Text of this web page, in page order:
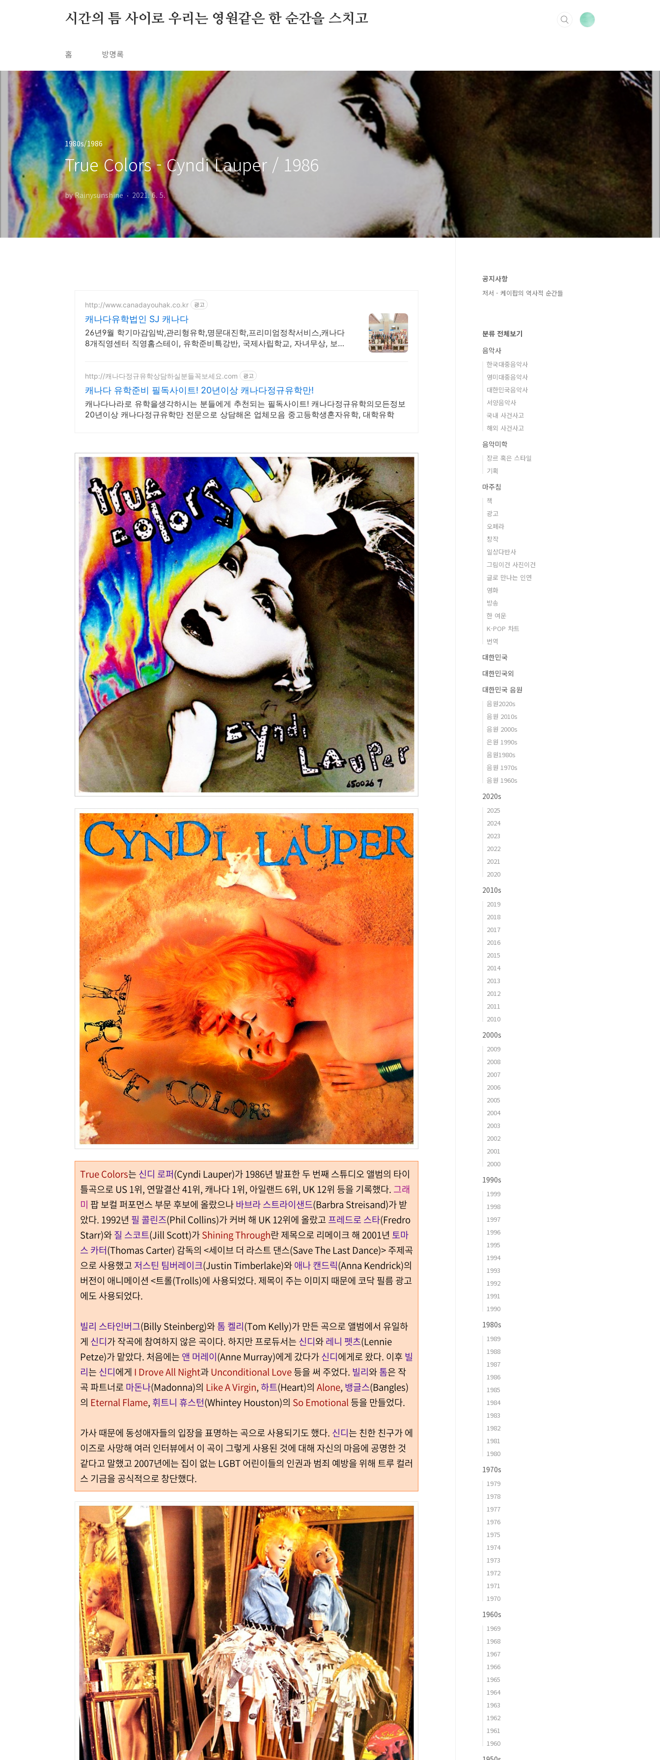
시간의 틈 사이로 우리는 영원같은 한 순간을 스치고
홈 방명록
1980s/1986
True Colors - Cyndi Lauper / 1986
by Rainysunshine 2021. 6. 5.
http://www.canadayouhak.co.kr 광고
캐나다유학법인 SJ 캐나다
26년9월 학기마감임박,관리형유학,명문대진학,프리미엄정착서비스,캐나다
8개직영센터 직영홈스테이, 유학준비특강반, 국제사립학교, 자녀무상, 보딩
http://캐나다정규유학상담하실분들꼭보세요.com 광고
캐나다 유학준비 필독사이트! 20년이상 캐나다정규유학만!
캐나다나라로 유학을생각하시는 분들에게 추천되는 필독사이트! 캐나다정규유학의모든정보
20년이상 캐나다정규유학만 전문으로 상담해온 업체모음 중고등학생혼자유학, 대학유학
True Colors는 신디 로퍼(Cyndi Lauper)가 1986년 발표한 두 번째 스튜디오 앨범의 타이
틀곡으로 US 1위, 연말결산 41위, 캐나다 1위, 아일랜드 6위, UK 12위 등을 기록했다. 그래
미 팝 보컬 퍼포먼스 부문 후보에 올랐으나바브라 스트라이샌드(Barbra Streisand)가 받
았다. 1992년 필 콜린즈(Phil Collins)가 커버 해 UK 12위에 올랐고 프레드로 스타(Fredro
Starr)와질 스코트(Jill Scott)가Shining Through란 제목으로 리메이크 해 2001년 토마
스 카터(Thomas Carter) 감독의 <세이브 더 라스트 댄스(Save The Last Dance)> 주제곡
으로 사용했고 저스틴 팀버레이크(Justin Timberlake)와애나 캔드릭(Anna Kendrick)의
버전이 애니메이션 <트롤(Trolls)에 사용되었다. 제목이 주는 이미지 때문에 코닥 필름 광고
에도 사용되었다.
빌리 스타인버그(Billy Steinberg)와톰 켈리(Tom Kelly)가 만든 곡으로 앨범에서 유일하
게 신디가 작곡에 참여하지 않은 곡이다. 하지만 프로듀서는 신디와레니 펫츠(Lennie
Petze)가 맡았다. 처음에는 앤 머레이(Anne Murray)에게 갔다가신디에게로 왔다. 이후빌
리는 신디에게 I Drove All Night과Unconditional Love등을 써 주었다. 빌리와톰은 작
곡 파트너로마돈나(Madonna)의 Like A Virgin, 하트(Heart)의 Alone, 뱅글스(Bangles)
의 Eternal Flame, 휘트니 휴스턴(Whintey Houston)의 So Emotional등을 만들었다.
가사 때문에 동성애자들의 입장을 표명하는 곡으로 사용되기도 했다. 신디는 친한 친구가 에
이즈로 사망해 여러 인터뷰에서 이 곡이 그렇게 사용된 것에 대해 자신의 마음에 공명한 것
같다고 말했고 2007년에는 집이 없는 LGBT 어린이들의 인권과 범죄 예방을 위해 트루 컬러
스 기금을 공식적으로 창단했다.
공지사항
저서 - 케이팝의 역사적 순간들
분류 전체보기
음악사
한국대중음악사
영미대중음악사
대한민국음악사
서양음악사
국내 사건사고
해외 사건사고
음악미학
장르 혹은 스타일
기획
마주침
책
광고
오페라
창작
일상다반사
그림이건 사진이건
글로 만나는 인연
영화
방송
한 여운
K-POP 차트
번역
대한민국
대한민국외
대한민국 음원
음원2020s
음원 2010s
음원 2000s
은원 1990s
음원1980s
음원 1970s
음원 1960s
2020s
2025
2024
2023
2022
2021
2020
2010s
2019
2018
2017
2016
2015
2014
2013
2012
2011
2010
2000s
2009
2008
2007
2006
2005
2004
2003
2002
2001
2000
1990s
1999
1998
1997
1996
1995
1994
1993
1992
1991
1990
1980s
1989
1988
1987
1986
1985
1984
1983
1982
1981
1980
1970s
1979
1978
1977
1976
1975
1974
1973
1972
1971
1970
1960s
1969
1968
1967
1966
1965
1964
1963
1962
1961
1960